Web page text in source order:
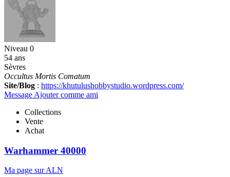
Niveau 0
54 ans
Sèvres
Occultus Mortis Comatum
Site/Blog : https://khutulushobbystudio.wordpress.com/
Message Ajouter comme ami
Collections
Vente
Achat
Warhammer 40000
Ma page sur ALN